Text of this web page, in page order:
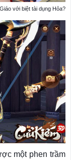
với biệt tài dụng Hỏa?
một phen trầm